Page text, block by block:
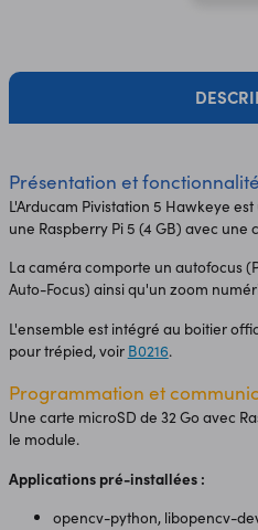
Présentation et
L'Arducam Pivistation 5 Hawkeye
une Raspberry Pi 5 (4 GB) avec une
La caméra comporte un autofocus
Auto-Focus) ainsi qu'un zoom
L'ensemble est intégré au boitier
pour trépied, voir B0216.
Programmation et
Une carte microSD de 32 Go avec
le module.
Applications pré-installées :
opencv-python, libopencv-